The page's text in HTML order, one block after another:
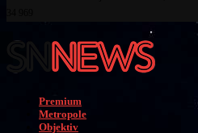
Premium
Metropole
Objektiv